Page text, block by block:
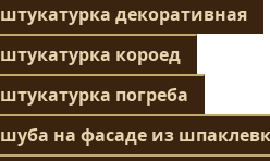
штукатурка декоративная
штукатурка короед
штукатурка погреба
шуба на фасаде из